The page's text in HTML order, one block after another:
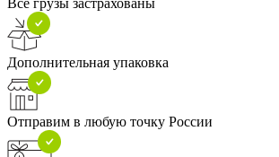
Дополнительная упаковка
Отправим в любую точку России